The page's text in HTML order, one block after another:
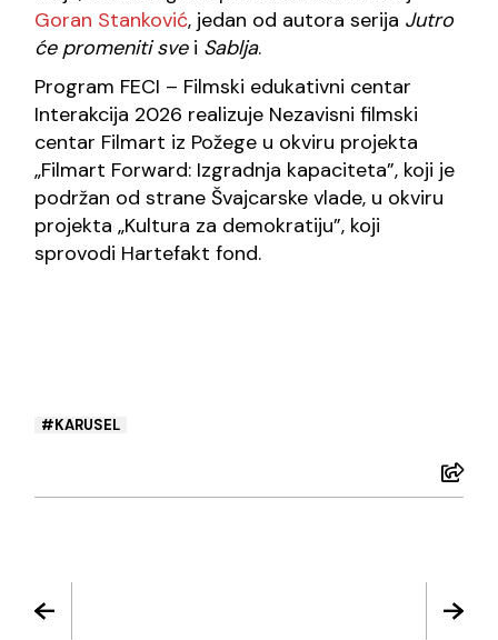
Goran Stanković, jedan od autora serija Jutro
će promeniti svei Sablja.
Program FECI – Filmski edukativni centar
Interakcija 2026 realizuje Nezavisni filmski
centar Filmart iz Požege u okviru projekta
„Filmart Forward: Izgradnja kapaciteta”, koji je
podržan od strane Švajcarske vlade, u okviru
projekta „Kultura za demokratiju”, koji
sprovodi Hartefakt fond.
KARUSEL